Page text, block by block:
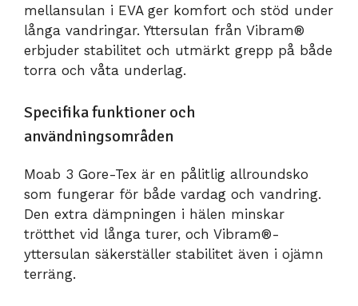
mellansulan i EVA ger komfort och stöd under
långa vandringar. Yttersulan från Vibram®
erbjuder stabilitet och utmärkt grepp på både
torra och våta underlag.
Specifika funktioner och
användningsområden
Moab 3 Gore-Tex är en pålitlig allroundsko
som fungerar för både vardag och vandring.
Den extra dämpningen i hälen minskar
trötthet vid långa turer, och Vibram®-
yttersulan säkerställer stabilitet även i ojämn
terräng.